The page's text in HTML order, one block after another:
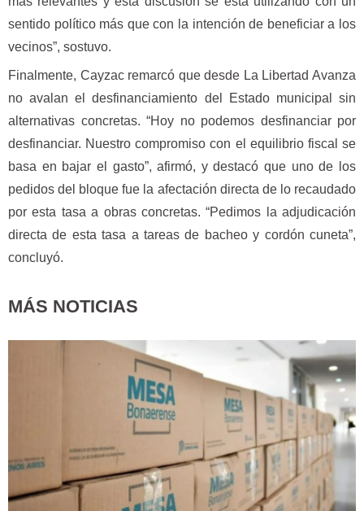
sentido político más que con la intención de beneficiar a los
vecinos”, sostuvo.
Finalmente, Cayzac remarcó que desde La Libertad Avanza
no avalan el desfinanciamiento del Estado municipal sin
alternativas concretas. “Hoy no podemos desfinanciar por
desfinanciar. Nuestro compromiso con el equilibrio fiscal se
basa en bajar el gasto”, afirmó, y destacó que uno de los
pedidos del bloque fue la afectación directa de lo recaudado
por esta tasa a obras concretas. “Pedimos la adjudicación
directa de esta tasa a tareas de bacheo y cordón cuneta”,
concluyó.
MÁS NOTICIAS